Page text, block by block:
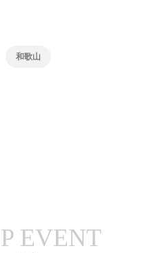
和歌山
EVENT